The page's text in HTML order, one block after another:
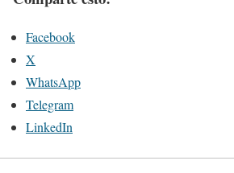
Facebook
X
WhatsApp
Telegram
LinkedIn